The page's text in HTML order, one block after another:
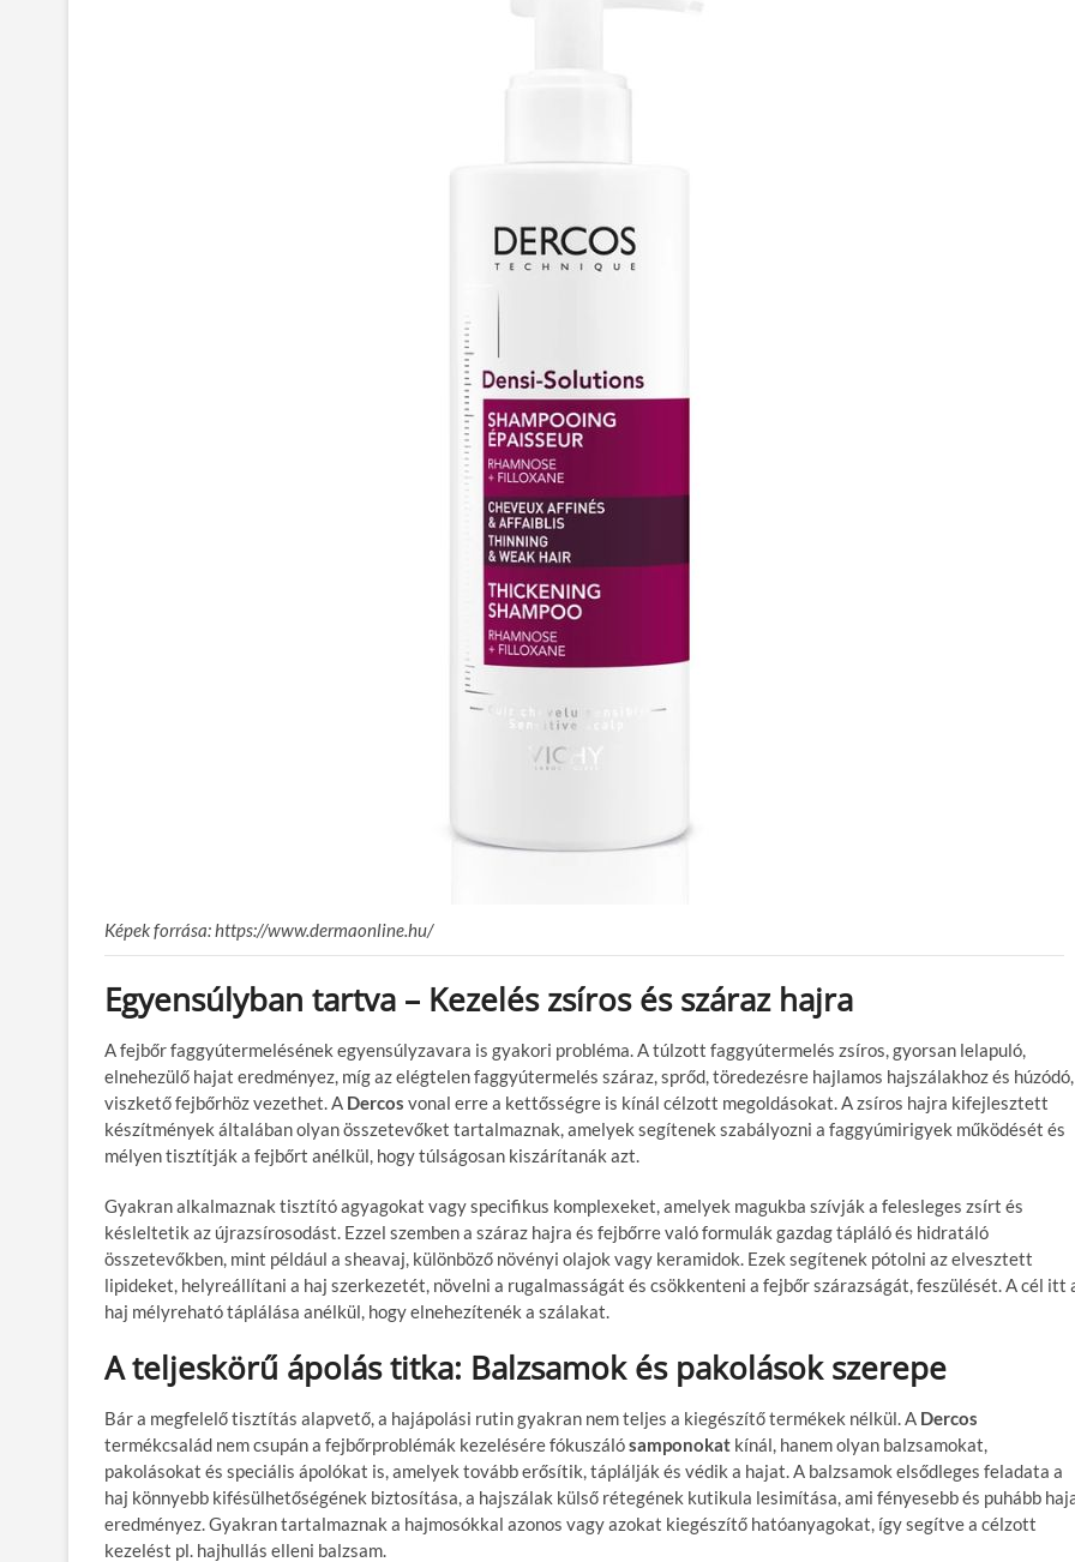
Képek forrása: https://www.dermaonline.hu/
Egyensúlyban tartva – Kezelés zsíros és száraz hajra
A fejbőr faggyútermelésének egyensúlyzavara is gyakori probléma. A túlzott faggyútermelés zsíros, gyorsan lelapuló,
elnehezülő hajat eredményez, míg az elégtelen faggyútermelés száraz, sprőd, töredezésre hajlamos hajszálakhoz és húzódó,
viszkető fejbőrhöz vezethet. A Dercos vonal erre a kettősségre is kínál célzott megoldásokat. A zsíros hajra kifejlesztett
készítmények általában olyan összetevőket tartalmaznak, amelyek segítenek szabályozni a faggyúmirigyek működését és
mélyen tisztítják a fejbőrt anélkül, hogy túlságosan kiszárítanák azt.
Gyakran alkalmaznak tisztító agyagokat vagy specifikus komplexeket, amelyek magukba szívják a felesleges zsírt és
késleltetik az újrazsírosodást. Ezzel szemben a száraz hajra és fejbőrre való formulák gazdag tápláló és hidratáló
összetevőkben, mint például a sheavaj, különböző növényi olajok vagy keramidok. Ezek segítenek pótolni az elvesztett
lipideket, helyreállítani a haj szerkezetét, növelni a rugalmasságát és csökkenteni a fejbőr szárazságát, feszülését. A cél itt
haj mélyreható táplálása anélkül, hogy elnehezítenék a szálakat.
A teljeskörű ápolás titka: Balzsamok és pakolások szerepe
Bár a megfelelő tisztítás alapvető, a hajápolási rutin gyakran nem teljes a kiegészítő termékek nélkül. A Dercos
termékcsalád nem csupán a fejbőrproblémák kezelésére fókuszálósamponokat kínál, hanem olyan balzsamokat,
pakolásokat és speciális ápolókat is, amelyek tovább erősítik, táplálják és védik a hajat. A balzsamok elsődleges feladata a
haj könnyebb kifésülhetőségének biztosítása, a hajszálak külső rétegének kutikula lesimítása, ami fényesebb és puhább
eredményez. Gyakran tartalmaznak a hajmosókkal azonos vagy azokat kiegészítő hatóanyagokat, így segítve a célzott
kezelést pl. hajhullás elleni balzsam.